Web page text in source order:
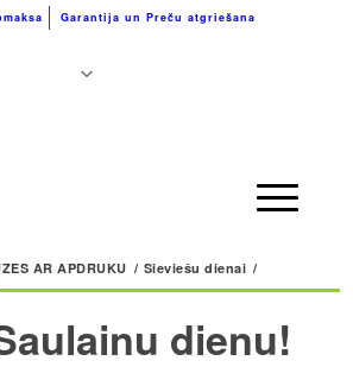
Garantija un Preču atgriešana
AR APDRUKU / Sieviešu dienai /
dienu!